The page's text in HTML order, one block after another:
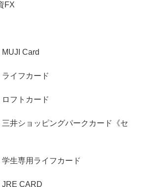
FX
Card
イフカード
フトカード
井ショッピングパークカード《セ
生専用ライフカード
JRE CARD